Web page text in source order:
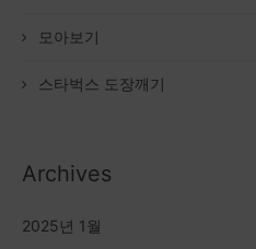
모아보기
스타벅스 도장깨기
Archives
2025년 1월